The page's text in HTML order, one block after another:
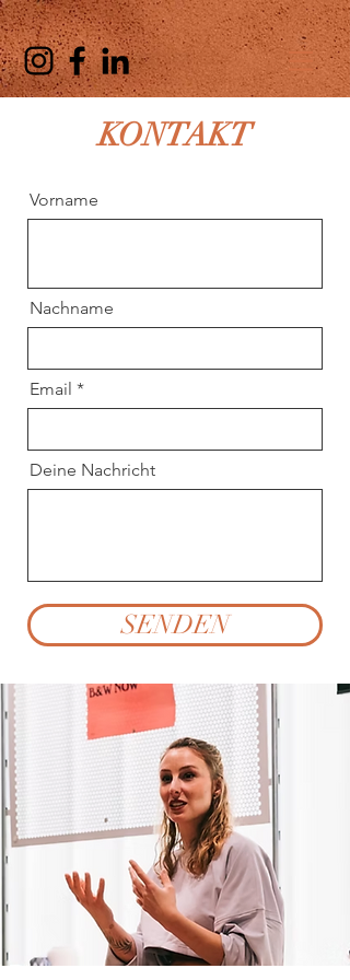
KONTAKT
Vorname
Nachname
Email
Deine Nachricht
SENDEN